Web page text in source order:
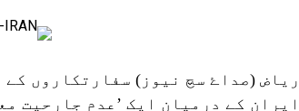
ریاض (صداۓ سچ نیوز) سفارتکاروں
ایران کے درمیان ایک ’عدم جارحیت